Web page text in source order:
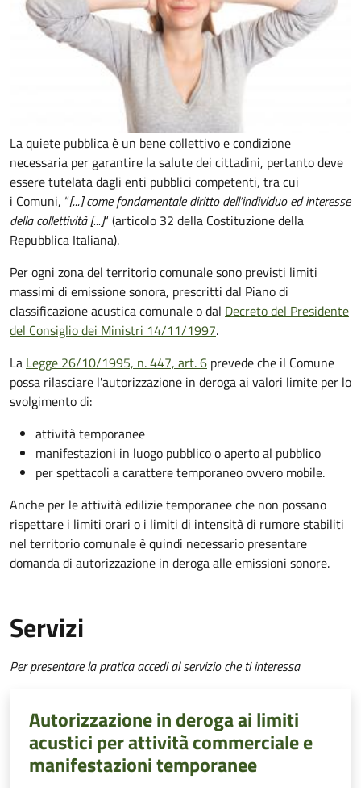
La quiete pubblica è un bene collettivo e condizione
necessaria per garantire la salute dei cittadini, pertanto deve
essere tutelata dagli enti pubblici competenti, tra cui
i Comuni, “[...] come fondamentale diritto dell’individuo ed interesse
della collettività [...]“ (articolo 32 della Costituzione della
Repubblica Italiana).
Per ogni zona del territorio comunale sono previsti limiti
massimi di emissione sonora, prescritti dal Piano di
classificazione acustica comunale o dal Decreto del Presidente
del Consiglio dei Ministri 14/11/1997.
La Legge 26/10/1995, n. 447, art. 6 prevede che il Comune
possa rilasciare l'autorizzazione in deroga ai valori limite per lo
svolgimento di:
attività temporanee
manifestazioni in luogo pubblico o aperto al pubblico
per spettacoli a carattere temporaneo ovvero mobile.
Anche per le attività edilizie temporanee che non possano
rispettare i limiti orari o i limiti di intensità di rumore stabiliti
nel territorio comunale è quindi necessario presentare
domanda di autorizzazione in deroga alle emissioni sonore.
Servizi
Per presentare la pratica accedi al servizio che ti interessa
Autorizzazione in deroga ai limiti
acustici per attività commerciale e
manifestazioni temporanee